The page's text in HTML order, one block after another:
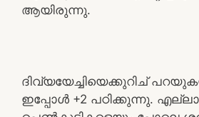
ആയിരുന്നു.
ദിവ്യയേച്ചിയെക്കുറിച്
ഇപ്പോൾ +2 പഠിക്കുന്നു. എല്ലാ